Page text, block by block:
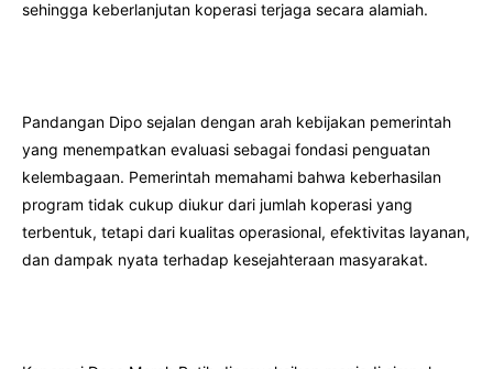
sehingga keberlanjutan koperasi terjaga secara alamiah.
Pandangan Dipo sejalan dengan arah kebijakan pemerintah
yang menempatkan evaluasi sebagai fondasi penguatan
kelembagaan. Pemerintah memahami bahwa keberhasilan
program tidak cukup diukur dari jumlah koperasi yang
terbentuk, tetapi dari kualitas operasional, efektivitas layanan,
dan dampak nyata terhadap kesejahteraan masyarakat.